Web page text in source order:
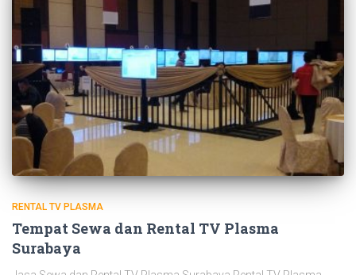
RENTAL TV PLASMA
Tempat Sewa dan Rental TV Plasma
Surabaya